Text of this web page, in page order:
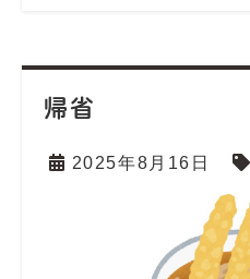
帰省
2025年8月16日